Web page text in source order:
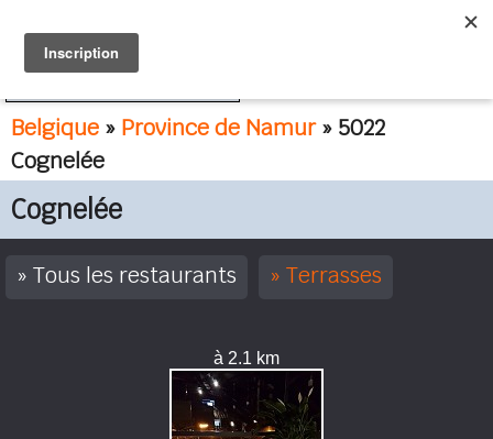
Belgique » Province de Namur» 5022
Cognelée
Cognelée
Tous les restaurants Terrasses
à 2.1 km